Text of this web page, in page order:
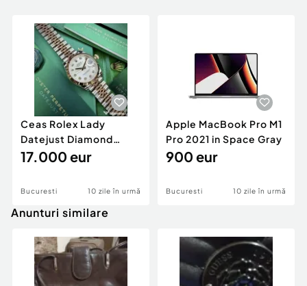
Ceas Rolex Lady
Datejust Diamond
Silver Dial | PE STOC |
17.000 eur
Bucuresti 10 zile în urmă
Apple MacBook Pro M1
Pro 2021 in Space Gray
900 eur
Bucuresti 10 zile în urmă
Anunturi similare